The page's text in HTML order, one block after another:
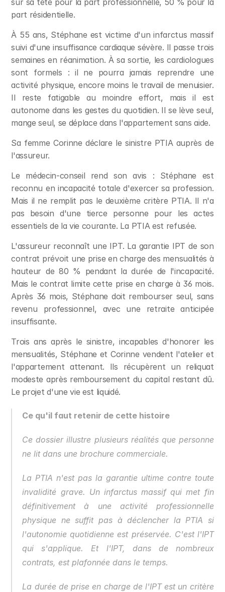
sur sa tête pour la part professionnelle, 50 % pour la
part résidentielle.
À 55 ans, Stéphane est victime d'un infarctus massif
suivi d'une insuffisance cardiaque sévère. Il passe trois
semaines en réanimation. À sa sortie, les cardiologues
sont formels : il ne pourra jamais reprendre une
activité physique, encore moins le travail de menuisier.
Il reste fatigable au moindre effort, mais il est
autonome dans les gestes du quotidien. Il se lève seul,
mange seul, se déplace dans l'appartement sans aide.
Sa femme Corinne déclare le sinistre PTIA auprès de
l'assureur.
Le médecin-conseil rend son avis : Stéphane est
reconnu en incapacité totale d'exercer sa profession.
Mais il ne remplit pas le deuxième critère PTIA. Il n'a
pas besoin d'une tierce personne pour les actes
essentiels de la vie courante. La PTIA est refusée.
L'assureur reconnaît une IPT. La garantie IPT de son
contrat prévoit une prise en charge des mensualités à
hauteur de 80 % pendant la durée de l'incapacité.
Mais le contrat limite cette prise en charge à 36 mois.
Après 36 mois, Stéphane doit rembourser seul, sans
revenu professionnel, avec une retraite anticipée
insuffisante.
Trois ans après le sinistre, incapables d'honorer les
mensualités, Stéphane et Corinne vendent l'atelier et
l'appartement attenant. Ils récupèrent un reliquat
modeste après remboursement du capital restant dû.
Le projet d'une vie est liquidé.
Ce qu'il faut retenir de cette histoire
Ce dossier illustre plusieurs réalités que personne
ne lit dans une brochure commerciale.
La PTIA n'est pas la garantie ultime contre toute
invalidité grave. Un infarctus massif qui met fin
définitivement à une activité professionnelle
physique ne suffit pas à déclencher la PTIA si
l'autonomie quotidienne est préservée. C'est l'IPT
qui s'applique. Et l'IPT, dans de nombreux
contrats, est plafonnée dans le temps.
La durée de prise en charge de l'IPT est un critère